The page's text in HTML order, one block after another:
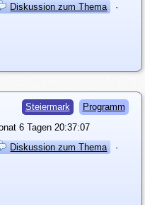
Diskussion zum Thema
·
Steiermark Programm
6 Tagen 20:37:07
Diskussion zum Thema
·